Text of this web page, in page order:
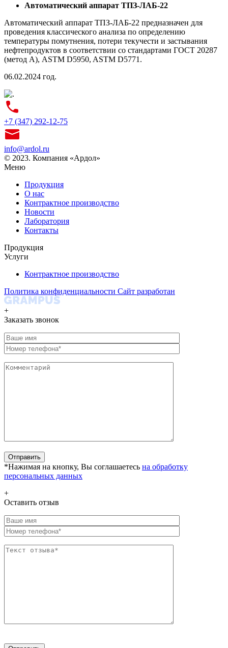
Автоматический аппарат ТПЗ-ЛАБ-22
Автоматический аппарат ТПЗ-ЛАБ-22 предназначен для
проведения классического анализа по определению
температуры помутнения, потери текучести и застывания
нефтепродуктов в соответствии со стандартами ГОСТ 20287
(метод А), ASTM D5950, ASTM D5771.
06.02.2024 год.
+7 (347) 292-12-75
info@ardol.ru
© 2023. Компания «Ардол»
Меню
Продукция
О нас
Контрактное производство
Новости
Лаборатория
Контакты
Продукция
Услуги
Контрактное производство
Политика конфиденциальности Сайт разработан
+
Заказать звонок
*Нажимая на кнопку, Вы соглашаетесь на обработку
персональных данных
+
Оставить отзыв